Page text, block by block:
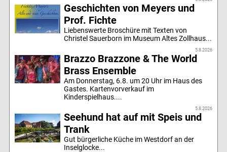
Geschichten von Meyers und
Prof. Fichte
Liebenswerte Broschüre mit Texten von
Christel Sauerborn im Museum Altes Zollhaus...
5.8.2026
Brazzo Brazzone & The World
Brass Ensemble
Am Donnerstag, 6.8. um 20 Uhr im Haus des
Gastes. Kartenvorverkauf im
Kinderspielhaus....
5.8.2026
Seehund hat auf mit Speis und
Trank
Gut bürgerliche Küche im Westdorf an der
Inselglocke...